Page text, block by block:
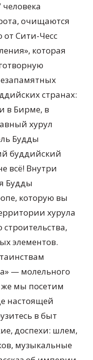
очищаются
Сити-Чесс
которая
странах:
в Бирме, в
хурул
Будды
буддийский
всё! Внутри
Будды
которую вы
хурула
строительства,
элементов.
— молельного
же мы посетим
настоящей
в быт
доспехи: шлем,
музыкальные